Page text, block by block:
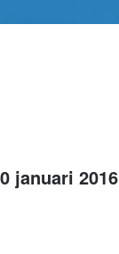
januari 2016